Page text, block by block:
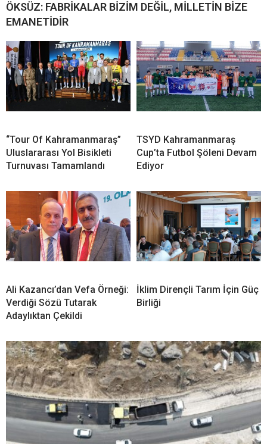
ÖKSÜZ: FABRİKALAR BİZİM DEĞİL, MİLLETİN BİZE
EMANETİDİR
“Tour Of Kahramanmaraş”
Uluslararası Yol Bisikleti
Turnuvası Tamamlandı
TSYD Kahramanmaraş
Cup’ta Futbol Şöleni Devam
Ediyor
Ali Kazancı’dan Vefa Örneği:
Verdiği Sözü Tutarak
Adaylıktan Çekildi
İklim Dirençli Tarım İçin Güç
Birliği